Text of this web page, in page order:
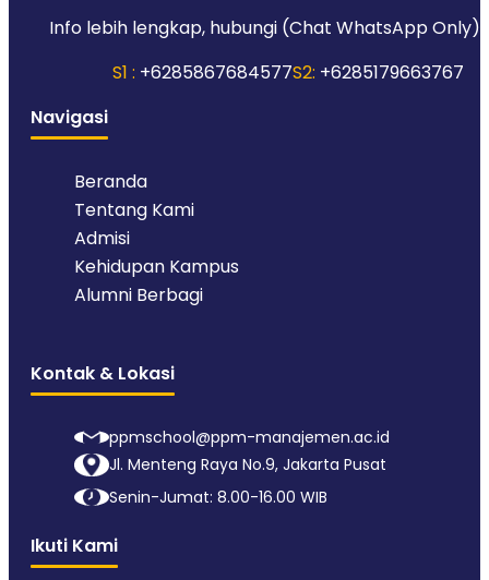
Info lebih lengkap, hubungi (Chat WhatsApp Only):
S1 : +6285867684577S2: +6285179663767
Navigasi
Beranda
Tentang Kami
Admisi
Kehidupan Kampus
Alumni Berbagi
Kontak & Lokasi
ppmschool@ppm-manajemen.ac.id
Jl. Menteng Raya No.9, Jakarta Pusat
Senin-Jumat: 8.00-16.00 WIB
Ikuti Kami